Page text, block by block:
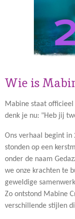
Wie is
Mabine staat
denk je nu: "Heb jij
Ons verhaal begint
stonden op een
onder de naam
we onze krachten te
geweldige
Zo ontstond Mabine
verschillende stijlen